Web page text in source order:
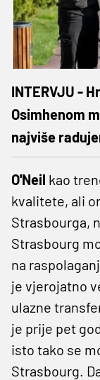
INTERVJU -
Osimhenom
najviše
O'Neil kao
kvalitete, ali
Strasbourga,
Strasbourg
na
je vjerojatno
ulazne
je prije pet
isto tako se
Strasbourg.